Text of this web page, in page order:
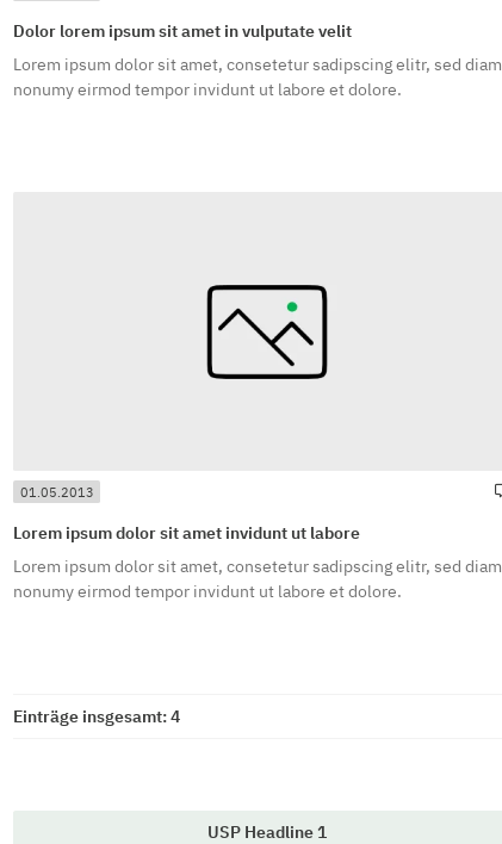
Dolor lorem ipsum sit amet in vulputate velit
Lorem ipsum dolor sit amet, consetetur sadipscing elitr, sed diam
nonumy eirmod tempor invidunt ut labore et dolore.
01.05.2013
Lorem ipsum dolor sit amet invidunt ut labore
Lorem ipsum dolor sit amet, consetetur sadipscing elitr, sed diam
nonumy eirmod tempor invidunt ut labore et dolore.
Einträge insgesamt: 4
USP Headline 1